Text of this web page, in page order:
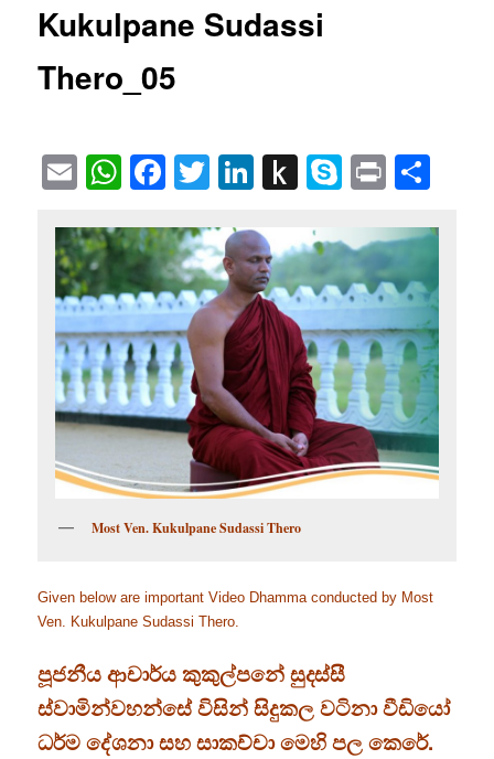
Kukulpane Sudassi
Thero_05
EmailWhatsApp
Facebook
Twitter
LinkedIn
Push
Kindle
Skype
Print
Most Ven. Kukulpane Sudassi Thero
Given below are important Video Dhamma conducted by Most
Ven. Kukulpane Sudassi Thero.
පූජනීය ආචාර්ය කුකුල්පනේ සුදස්සී
ස්වාමින්වහන්සේ විසින් සිදුකල වටිනාවීඩියෝ
ධර්ම දේශනා සහ සාකච්චා මෙහි පල කෙරේ.